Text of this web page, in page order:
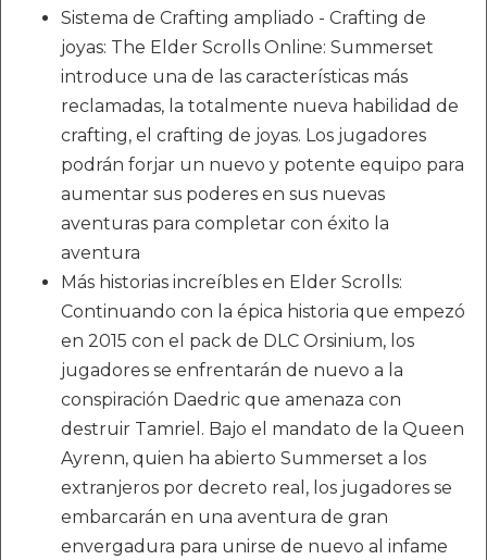
Sistema de Crafting ampliado - Crafting de
joyas: The Elder Scrolls Online: Summerset
introduce una de las características más
reclamadas, la totalmente nueva habilidad de
crafting, el crafting de joyas. Los jugadores
podrán forjar un nuevo y potente equipo para
aumentar sus poderes en sus nuevas
aventuras para completar con éxito la
aventura
Más historias increíbles en Elder Scrolls:
Continuando con la épica historia que empezó
en 2015 con el pack de DLC Orsinium, los
jugadores se enfrentarán de nuevo a la
conspiración Daedric que amenaza con
destruir Tamriel. Bajo el mandato de la Queen
Ayrenn, quien ha abierto Summerset a los
extranjeros por decreto real, los jugadores se
embarcarán en una aventura de gran
envergadura para unirse de nuevo al infame